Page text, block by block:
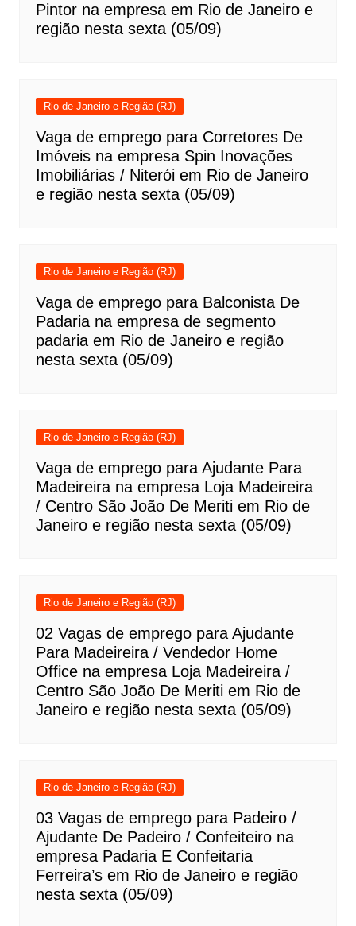
Pintor na empresa em Rio de Janeiro e
região nesta sexta (05/09)
Rio de Janeiro e Região (RJ)
Vaga de emprego para Corretores De
Imóveis na empresa Spin Inovações
Imobiliárias / Niterói em Rio de Janeiro
e região nesta sexta (05/09)
Rio de Janeiro e Região (RJ)
Vaga de emprego para Balconista De
Padaria na empresa de segmento
padaria em Rio de Janeiro e região
nesta sexta (05/09)
Rio de Janeiro e Região (RJ)
Vaga de emprego para Ajudante Para
Madeireira na empresa Loja Madeireira
/ Centro São João De Meriti em Rio de
Janeiro e região nesta sexta (05/09)
Rio de Janeiro e Região (RJ)
02 Vagas de emprego para Ajudante
Para Madeireira / Vendedor Home
Office na empresa Loja Madeireira /
Centro São João De Meriti em Rio de
Janeiro e região nesta sexta (05/09)
Rio de Janeiro e Região (RJ)
03 Vagas de emprego para Padeiro /
Ajudante De Padeiro / Confeiteiro na
empresa Padaria E Confeitaria
Ferreira’s em Rio de Janeiro e região
nesta sexta (05/09)